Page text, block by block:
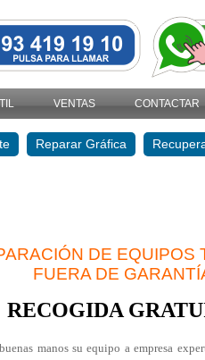
VENTAS CONTACTAR
Reparar Gráfica
DE EQUIPOS
FUERA DE
RECOGIDA
manos su equipo a empresa